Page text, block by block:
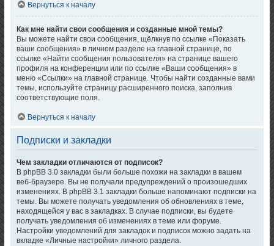
Вернуться к началу
Как мне найти свои сообщения и созданные мной темы?
Вы можете найти свои сообщения, щёлкнув по ссылке «Показать
ваши сообщения» в личном разделе на главной странице, по
ссылке «Найти сообщения пользователя» на странице вашего
профиля на конференции или по ссылке «Ваши сообщения» в
меню «Ссылки» на главной странице. Чтобы найти созданные вами
темы, используйте страницу расширенного поиска, заполнив
соответствующие поля.
Вернуться к началу
Подписки и закладки
Чем закладки отличаются от подписок?
В phpBB 3.0 закладки были больше похожи на закладки в вашем
веб-браузере. Вы не получали предупреждений о произошедших
изменениях. В phpBB 3.1 закладки больше напоминают подписки на
темы. Вы можете получать уведомления об обновлениях в теме,
находящейся у вас в закладках. В случае подписки, вы будете
получать уведомления об изменениях в теме или форуме.
Настройки уведомлений для закладок и подписок можно задать на
вкладке «Личные настройки» личного раздела.